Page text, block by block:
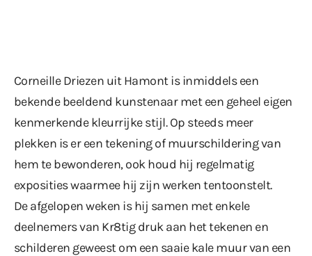
Corneille Driezen uit Hamont is inmiddels een
bekende beeldend kunstenaar met een geheel eigen
kenmerkende kleurrijke stijl. Op steeds meer
plekken is er een tekening of muurschildering van
hem te bewonderen, ook houd hij regelmatig
exposities waarmee hij zijn werken tentoonstelt.
De afgelopen weken is hij samen met enkele
deelnemers van Kr8tig druk aan het tekenen en
schilderen geweest om een saaie kale muur van een